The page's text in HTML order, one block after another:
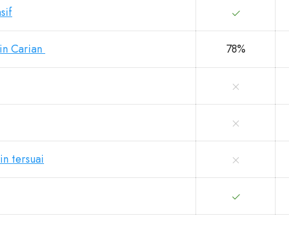
Carian 78%
tersuai